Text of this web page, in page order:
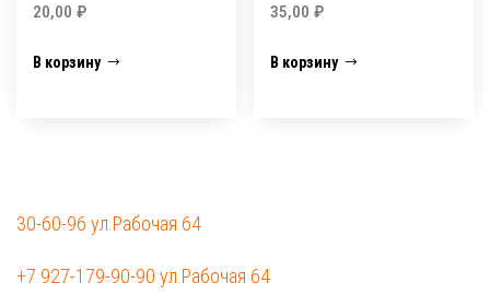
20,00 ₽
В корзину
35,00₽
В корзину
30-60-96 ул.Рабочая 64
+7 927-179-90-90 ул.Рабочая 64